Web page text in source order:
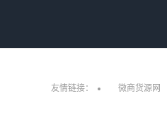
友情链接： 微商货源网